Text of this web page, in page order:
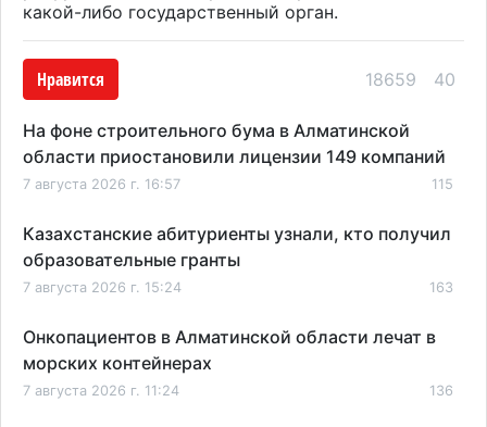
какой-либо государственный орган.
Нравится 18659 40
На фоне строительного бума в Алматинской
области приостановили лицензии 149 компаний
7 августа 2026 г. 16:57 115
Казахстанские абитуриенты узнали, кто получил
образовательные гранты
7 августа 2026 г. 15:24 163
Онкопациентов в Алматинской области лечат в
морских контейнерах
7 августа 2026 г. 11:24 136